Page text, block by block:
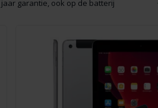
garantie, ook op de batterij